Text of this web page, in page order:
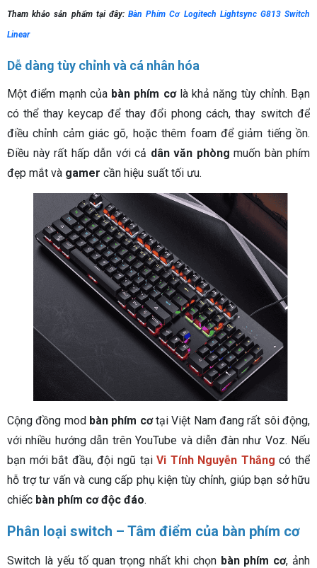
Tham khảo sản phẩm tại đây: Bàn Phím Cơ Logitech Lightsync G813 Switch
Linear
Dễ dàng tùy chỉnh và cá nhân hóa
Một điểm mạnh của bàn phím cơlà khả năng tùy chỉnh. Bạn
có thể thay keycap để thay đổi phong cách, thay switch để
điều chỉnh cảm giác gõ, hoặc thêm foam để giảm tiếng ồn.
Điều này rất hấp dẫn với cả dân văn phòng muốn bàn phím
đẹp mắt và gamer cần hiệu suất tối ưu.
Cộng đồng mod bàn phím cơtại Việt Nam đang rất sôi động,
với nhiều hướng dẫn trên YouTube và diễn đàn như Voz. Nếu
bạn mới bắt đầu, đội ngũ tạiVi Tính Nguyễn Thắng có thể
hỗ trợ tư vấn và cung cấp phụ kiện tùy chỉnh, giúp bạn sở hữu
chiếc bàn phím cơ độc đáo.
Phân loại switch – Tâm điểm của bàn phím cơ
Switch là yếu tố quan trọng nhất khi chọn bàn phím cơ, ảnh